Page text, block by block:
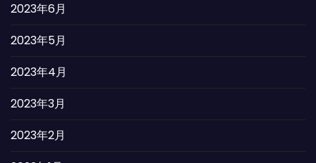
2023年6月
2023年5月
2023年4月
2023年3月
2023年2月